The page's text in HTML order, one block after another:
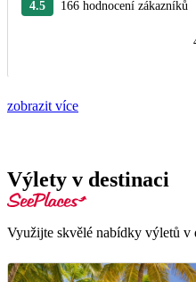
4.5 166 hodnocení zákazníků
zobrazit více
Výlety v destinaci
Využijte skvělé nabídky výletů v